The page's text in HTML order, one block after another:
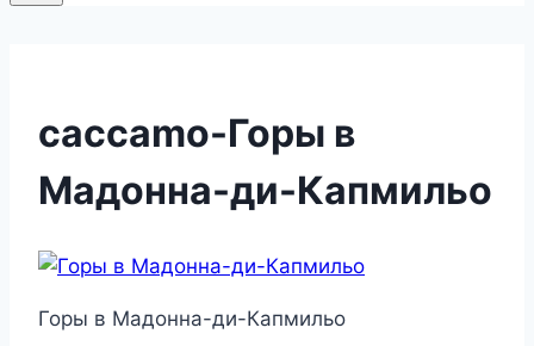
caccamo-Горы в
Мадонна-ди-Капмильо
Горы в Мадонна-ди-Капмильо